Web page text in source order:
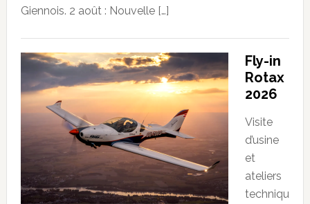
Giennois. 2 août : Nouvelle […]
Fly-in
Rotax
2026
Visite
d’usine
et
ateliers
techniqu